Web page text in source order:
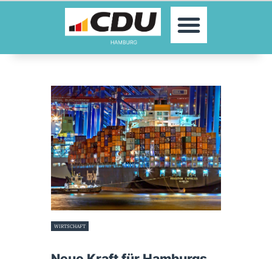
MOIN!
AKTUELLES
PARLAMENTE
KONTAKT
SPENDEN
MITGLIED WERDEN!
WIRTSCHAFT